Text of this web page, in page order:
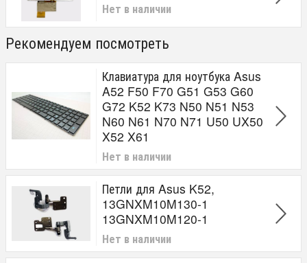
Нет в наличии
Рекомендуем посмотреть
Клавиатура для ноутбука Asus
A52 F50 F70 G51 G53 G60
G72 K52 K73 N50 N51 N53
N60 N61 N70 N71 U50 UX50
X52 X61
Нет в наличии
Петли для Asus K52,
13GNXM10M130-1
13GNXM10M120-1
Нет в наличии